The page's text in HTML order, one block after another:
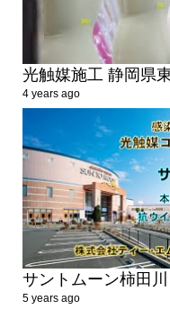
4 years ago
5 years ago